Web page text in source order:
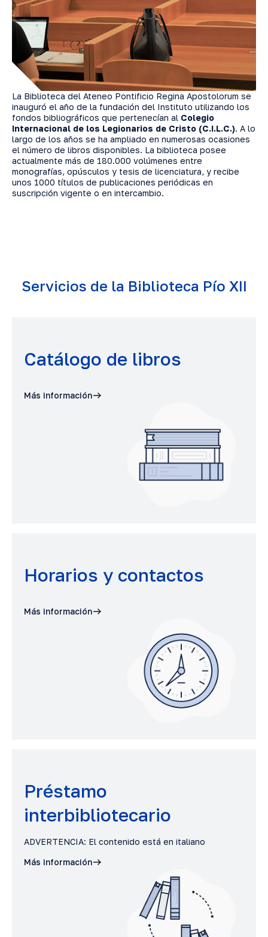
La Biblioteca del Ateneo Pontificio Regina Apostolorum se
inauguró el año de la fundación del Instituto utilizando los
fondos bibliográficos que pertenecían al Colegio
Internacional de los Legionarios de Cristo (C.I.L.C.). A lo
largo de los años se ha ampliado en numerosas ocasiones
el número de libros disponibles. La biblioteca posee
actualmente más de 180.000 volúmenes entre
monografías, opúsculos y tesis de licenciatura, y recibe
unos 1000 títulos de publicaciones periódicas en
suscripción vigente o en intercambio.
Servicios de la Biblioteca Pío XII
Catálogo de libros
Más información
Horarios y contactos
Más información
Préstamo
interbibliotecario
ADVERTENCIA: El contenido está en italiano
Más información